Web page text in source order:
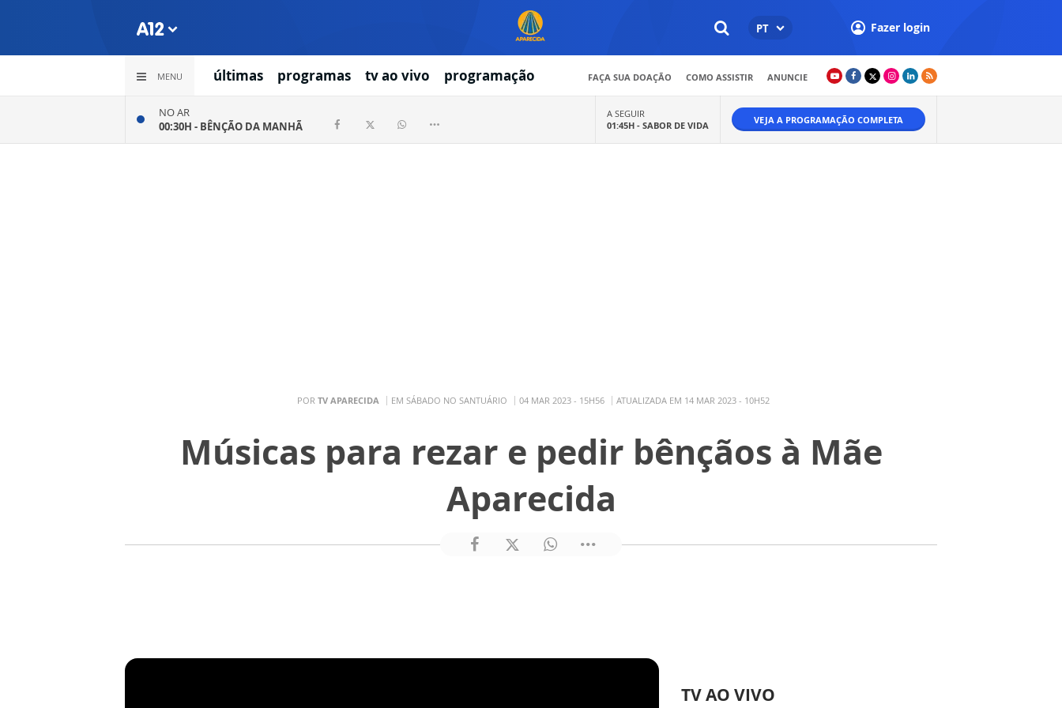
PT Fazer login
MENU últimas programas tv ao vivo programação FAÇA SUA DOAÇÃO COMO ASSISTIR ANUNCIE
NO AR
00:30H - BÊNÇÃO DA MANHÃ
A SEGUIR
01:45H - SABOR DE VIDA VEJA A PROGRAMAÇÃO COMPLETA
POR TV APARECIDA EM SÁBADO NO SANTUÁRIO 04 MAR 2023 - 15H56 ATUALIZADA EM 14 MAR 2023 - 10H52
Músicas para rezar e pedir bênçãos à Mãe
Aparecida
TV AO VIVO